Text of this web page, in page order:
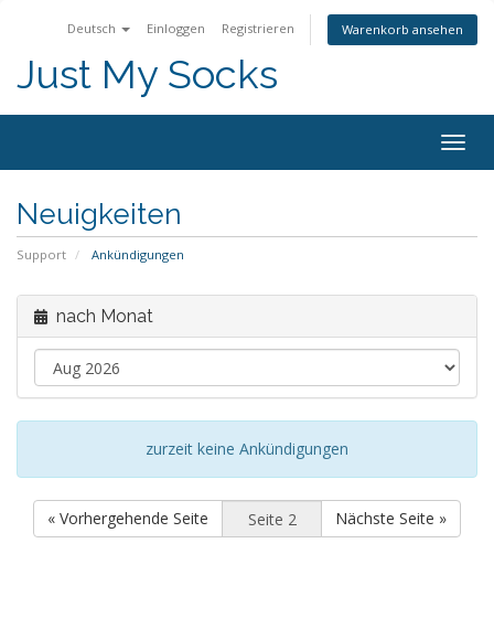
Deutsch Einloggen Registrieren Warenkorb ansehen
Just My Socks
Neuigkeiten
Support Ankündigungen
nach Monat
zurzeit keine Ankündigungen
« Vorhergehende Seite Nächste Seite »